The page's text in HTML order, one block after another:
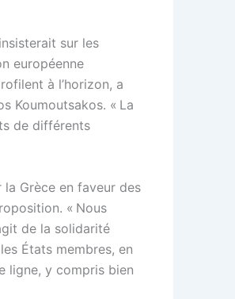
sur les
européenne
à l’horizon, a
Koumoutsakos. « La
de différents
Grèce en faveur des
« Nous
de la solidarité
États membres, en
ligne, y compris bien